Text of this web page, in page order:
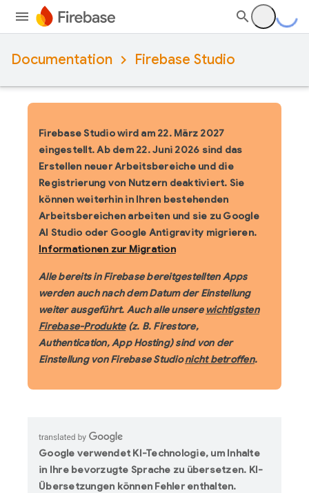
Documentation Firebase Studio
Firebase Studio wird am 22. März 2027
eingestellt.Ab dem 22. Juni 2026 sind das
Erstellen neuer Arbeitsbereiche und die
Registrierung von Nutzern deaktiviert. Sie
können weiterhin in Ihren bestehenden
Arbeitsbereichen arbeiten und sie zu Google
AI Studio oder Google Antigravity migrieren.
Informationen zur Migration
Alle bereits in Firebase bereitgestellten Apps
werden auch nach dem Datum der Einstellung
weiter ausgeführt. Auch alle unsere wichtigsten
Firebase-Produkte(z. B. Firestore,
Authentication, App Hosting) sind von der
Einstellung von Firebase Studionicht betroffen.
Google verwendet KI-Technologie, um Inhalte
in Ihre bevorzugte Sprache zu übersetzen. KI-
Übersetzungen können Fehler enthalten.